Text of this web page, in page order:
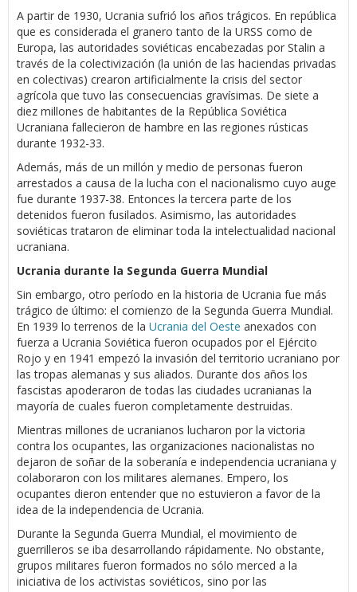
A partir de 1930, Ucrania sufrió los años trágicos. En república
que es considerada el granero tanto de la URSS como de
Europa, las autoridades soviéticas encabezadas por Stalin a
través de la colectivización (la unión de las haciendas privadas
en colectivas) crearon artificialmente la crisis del sector
agrícola que tuvo las consecuencias gravísimas. De siete a
diez millones de habitantes de la República Soviética
Ucraniana fallecieron de hambre en las regiones rústicas
durante 1932-33.
Además, más de un millón y medio de personas fueron
arrestados a causa de la lucha con el nacionalismo cuyo auge
fue durante 1937-38. Entonces la tercera parte de los
detenidos fueron fusilados. Asimismo, las autoridades
soviéticas trataron de eliminar toda la intelectualidad nacional
ucraniana.
Ucrania durante la Segunda Guerra Mundial
Sin embargo, otro período en la historia de Ucrania fue más
trágico de último: el comienzo de la Segunda Guerra Mundial.
En 1939 lo terrenos de la Ucrania del Oeste anexados con
fuerza a Ucrania Soviética fueron ocupados por el Ejército
Rojo y en 1941 empezó la invasión del territorio ucraniano por
las tropas alemanas y sus aliados. Durante dos años los
fascistas apoderaron de todas las ciudades ucranianas la
mayoría de cuales fueron completamente destruidas.
Mientras millones de ucranianos lucharon por la victoria
contra los ocupantes, las organizaciones nacionalistas no
dejaron de soñar de la soberanía e independencia ucraniana y
colaboraron con los militares alemanes. Empero, los
ocupantes dieron entender que no estuvieron a favor de la
idea de la independencia de Ucrania.
Durante la Segunda Guerra Mundial, el movimiento de
guerrilleros se iba desarrollando rápidamente. No obstante,
grupos militares fueron formados no sólo merced a la
iniciativa de los activistas soviéticos, sino por las